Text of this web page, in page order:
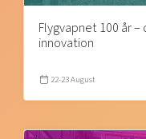
Flygvapnet 100 år
innovation
22-23 August